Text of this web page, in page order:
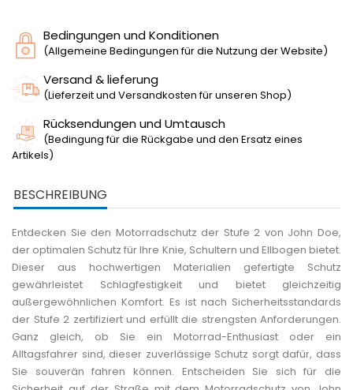
Bedingungen und Konditionen
(Allgemeine Bedingungen für die Nutzung der Website)
Versand & lieferung
(Lieferzeit und Versandkosten für unseren Shop)
Rücksendungen und Umtausch
(Bedingung für die Rückgabe und den Ersatz eines
Artikels)
BESCHREIBUNG
Entdecken Sie den Motorradschutz der Stufe 2 von John Doe,
der optimalen Schutz für Ihre Knie, Schultern und Ellbogen bietet.
Dieser aus hochwertigen Materialien gefertigte Schutz
gewährleistet Schlagfestigkeit und bietet gleichzeitig
außergewöhnlichen Komfort. Es ist nach Sicherheitsstandards
der Stufe 2 zertifiziert und erfüllt die strengsten Anforderungen.
Ganz gleich, ob Sie ein Motorrad-Enthusiast oder ein
Alltagsfahrer sind, dieser zuverlässige Schutz sorgt dafür, dass
Sie souverän fahren können. Entscheiden Sie sich für die